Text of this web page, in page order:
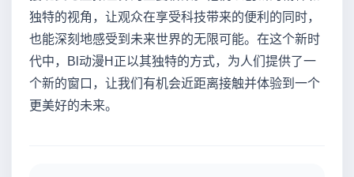
独特的视角，让观众在享受科技带来的便利的同时，
也能深刻地感受到未来世界的无限可能。在这个新时
代中，Bl动漫H正以其独特的方式，为人们提供了一
个新的窗口，让我们有机会近距离接触并体验到一个
更美好的未来。